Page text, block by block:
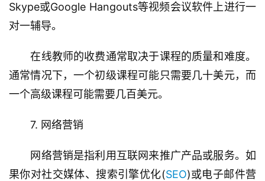
Skype或Google Hangouts等视频会议软件上进行一
对一辅导。
在线教师的收费通常取决于课程的质量和难度。
通常情况下，一个初级课程可能只需要几十美元，而
一个高级课程可能需要几百美元。
7. 网络营销
网络营销是指利用互联网来推广产品或服务。如
果你对社交媒体、搜索引擎优化(SEO)或电子邮件营